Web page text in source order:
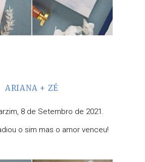
ARIANA + ZÉ
8 de Setembro de 2021.
o sim mas o amor venceu!